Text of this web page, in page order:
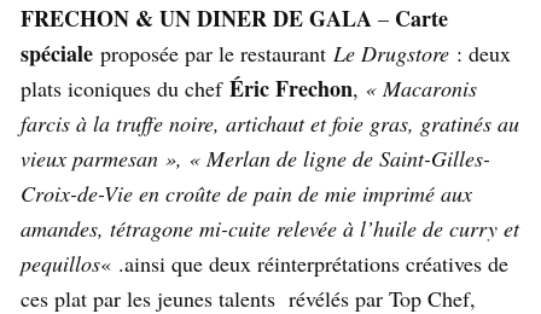
FRECHON & UN DINER DE GALA – Carte
spéciale proposée par le restaurant Le Drugstore : deux
plats iconiques du chef Éric Frechon, « Macaronis
farcis à la truffe noire, artichaut et foie gras, gratinés au
vieux parmesan », « Merlan de ligne de Saint-Gilles-
Croix-de-Vie en croûte de pain de mie imprimé aux
amandes, tétragone mi-cuite relevée à l’huile de curry et
pequillos« .ainsi que deux réinterprétations créatives de
ces plat par les jeunes talents révélés par Top Chef,